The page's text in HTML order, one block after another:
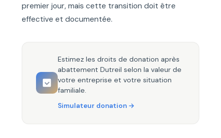
premier jour, mais cette transition doit être
effective et documentée.
Estimez les droits de donation après
abattement Dutreil selon la valeur de
votre entreprise et votre situation
familiale.
Simulateur donation